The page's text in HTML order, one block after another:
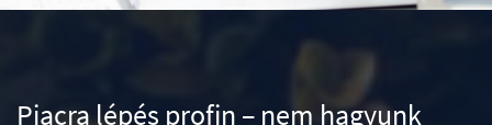
Piacra lépés profin – nem hagyunk